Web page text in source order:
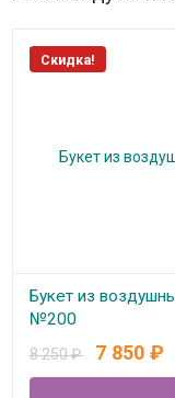
Скидка!
Букет из
№200
В наличии
8 250₽ 7 850 ₽